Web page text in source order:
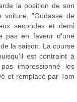
la position de son
voiture, "Godasse de
secondes et demi
pas en faveur d'une
la saison. La course
est contraint à
impressionné les
et remplacé par Tom